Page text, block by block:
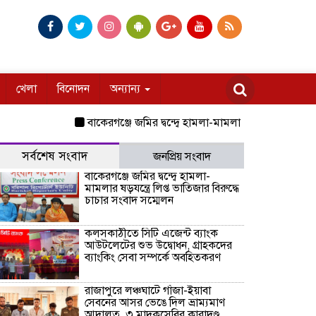
খেলা বিনোদন অন্যান্য
বাকেরগঞ্জে জমির দ্বন্দ্বে হামলা-মামলার ষড়যন্ত্রে লিপ্ত
সর্বশেষ সংবাদ
জনপ্রিয় সংবাদ
বাকেরগঞ্জে জমির দ্বন্দ্বে হামলা-
মামলার ষড়যন্ত্রে লিপ্ত ভাতিজার বিরুদ্ধে
চাচার সংবাদ সম্মেলন
কলসকাঠীতে সিটি এজেন্ট ব্যাংক
আউটলেটের শুভ উদ্বোধন, গ্রাহকদের
ব্যাংকিং সেবা সম্পর্কে অবহিতকরণ
রাজাপুরে লঞ্চঘাটে গাঁজা-ইয়াবা
সেবনের আসর ভেঙে দিল ভ্রাম্যমাণ